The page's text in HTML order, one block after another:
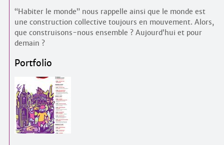
“Habiter le monde” nous rappelle ainsi que le monde est
une construction collective toujours en mouvement. Alors,
que construisons-nous ensemble ? Aujourd’hui et pour
demain ?
Portfolio